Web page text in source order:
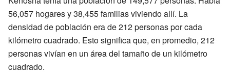
56,057 hogares y 38,455 familias viviendo allí. La
densidad de población era de 212 personas por cada
kilómetro cuadrado. Esto significa que, en promedio, 212
personas vivían en un área del tamaño de un kilómetro
cuadrado.